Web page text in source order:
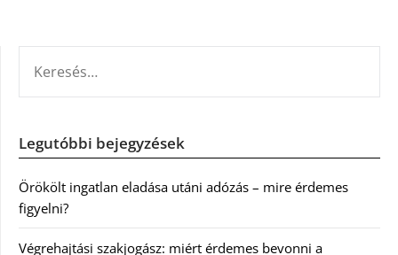
Legutóbbi bejegyzések
Örökölt ingatlan eladása utáni adózás – mire érdemes
figyelni?
Végrehajtási szakjogász: miért érdemes bevonni a